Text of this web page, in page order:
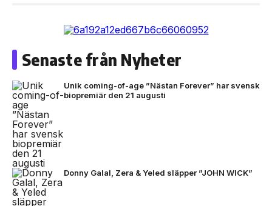
Senaste från Nyheter
Unik coming-of-age ”Nästan Forever” har svensk
biopremiär den 21 augusti
Donny Galal, Zera & Yeled släpper ”JOHN WICK”